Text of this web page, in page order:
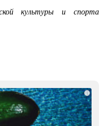
культуры и спорта
i